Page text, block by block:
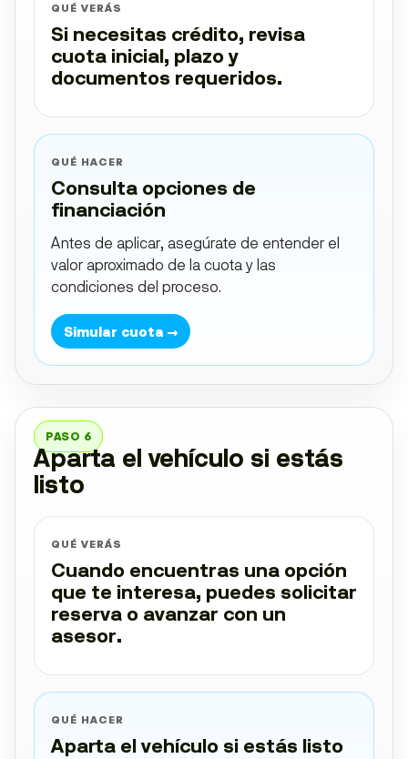
QUÉ VERÁS
Si necesitas crédito, revisa
cuota inicial, plazo y
documentos requeridos.
QUÉ HACER
Consulta opciones de
financiación
Antes de aplicar, asegúrate de entender el
valor aproximado de la cuota y las
condiciones del proceso.
Simular cuota →
PASO 6
Aparta el vehículo si estás
listo
QUÉ VERÁS
Cuando encuentras una opción
que te interesa, puedes solicitar
reserva o avanzar con un
asesor.
QUÉ HACER
Aparta el vehículo si estás listo